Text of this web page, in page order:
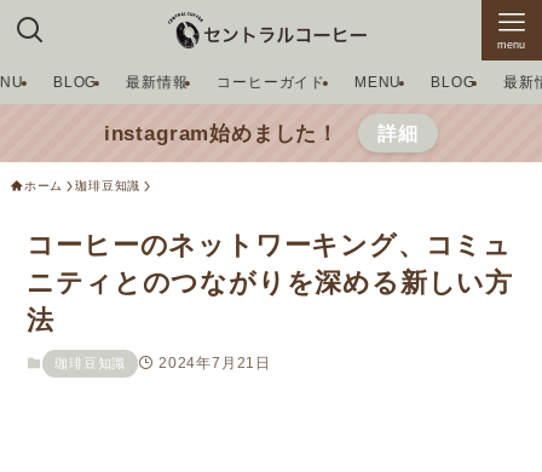
menu
BLOG 最新情報 コーヒーガイド MENU BLOG 最新
instagram始めました！ 詳細
ホーム 珈琲豆知識
コーヒーのネットワーキング、コミュ
ニティとのつながりを深める新しい方
法
珈琲豆知識 2024年7月21日